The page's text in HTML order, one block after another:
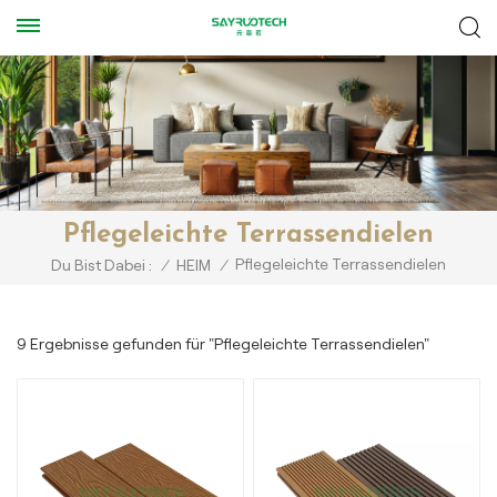
Pflegeleichte Terrassendielen
Du Bist Dabei : / HEIM / Pflegeleichte Terrassendielen
9 Ergebnisse gefunden für "Pflegeleichte Terrassendielen"